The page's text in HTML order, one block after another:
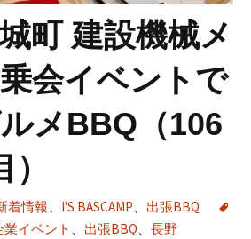
町 建設機械メ
会イベントで
メBBQ（106
着情報、 I'S BASCAMP、 出張BBQ
業イベント 、 出張BBQ、 長野